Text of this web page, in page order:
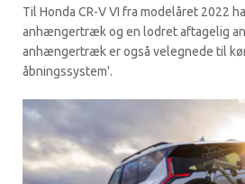
Til Honda CR-V VI fra modelåret 2022
anhængertræk og en lodret aftagelig
anhængertræk er også velegnede til
åbningssystem'.